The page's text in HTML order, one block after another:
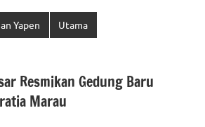
Yapen Utama
Resmikan Gedung Baru
Marau